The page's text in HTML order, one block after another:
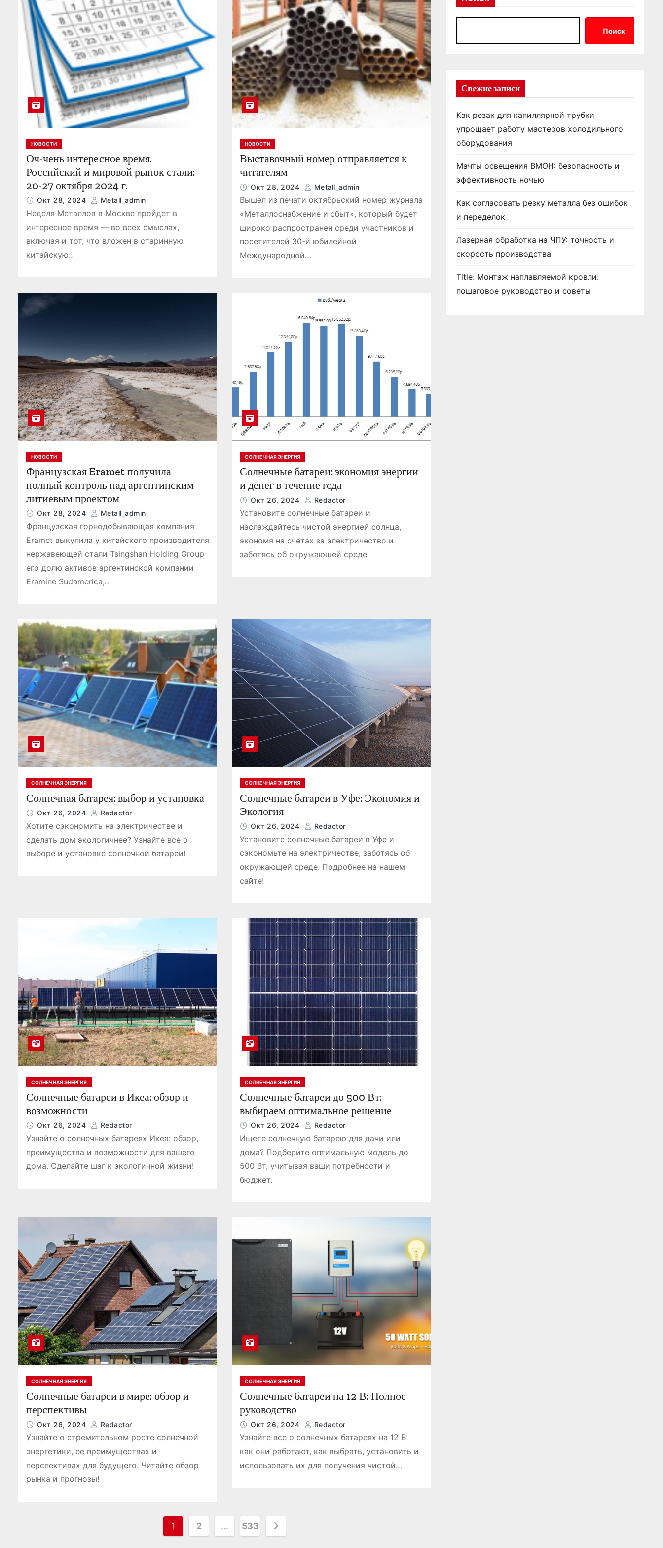
НОВОСТИ
Оч-чень интересное время.
Российский и мировой рынок стали:
20-27 октября 2024 г.
Окт 28, 2024 Metall_admin
Неделя Металлов в Москве пройдет в
интересное время — во всех смыслах,
включая и тот, что вложен в старинную
китайскую…
НОВОСТИ
Выставочный номер отправляется к
читателям
Окт 28, 2024 Metall_admin
Вышел из печати октябрьский номер журнала
«Металлоснабжение и сбыт», который будет
широко распространен среди участников и
посетителей 30-й юбилейной
Международной…
НОВОСТИ
Французская Eramet получила
полный контроль над аргентинским
литиевым проектом
Окт 28, 2024 Metall_admin
Французская горнодобывающая компания
Eramet выкупила у китайского производителя
нержавеющей стали Tsingshan Holding Group
его долю активов аргентинской компании
Eramine Sudamerica,…
СОЛНЕЧНАЯ ЭНЕРГИЯ
Солнечные батареи: экономия энергии
и денег в течение года
Окт 26, 2024 Redactor
Установите солнечные батареи и
наслаждайтесь чистой энергией солнца,
экономя на счетах за электричество и
заботясь об окружающей среде.
СОЛНЕЧНАЯ ЭНЕРГИЯ
Солнечная батарея: выбор и установка
Окт 26, 2024 Redactor
Хотите сэкономить на электричестве и
сделать дом экологичнее? Узнайте все о
выборе и установке солнечной батареи!
СОЛНЕЧНАЯ ЭНЕРГИЯ
Солнечные батареи в Уфе: Экономия и
Экология
Окт 26, 2024 Redactor
Установите солнечные батареи в Уфе и
сэкономьте на электричестве, заботясь об
окружающей среде. Подробнее на нашем
сайте!
СОЛНЕЧНАЯ ЭНЕРГИЯ
Солнечные батареи в Икеа: обзор и
возможности
Окт 26, 2024 Redactor
Узнайте о солнечных батареях Икеа: обзор,
преимущества и возможности для вашего
дома. Сделайте шаг к экологичной жизни!
СОЛНЕЧНАЯ ЭНЕРГИЯ
Солнечные батареи до 500 Вт:
выбираем оптимальное решение
Окт 26, 2024 Redactor
Ищете солнечную батарею для дачи или
дома? Подберите оптимальную модель до
500 Вт, учитывая ваши потребности и
бюджет.
СОЛНЕЧНАЯ ЭНЕРГИЯ
Солнечные батареи в мире: обзор и
перспективы
Окт 26, 2024 Redactor
Узнайте о стремительном росте солнечной
энергетики, ее преимуществах и
перспективах для будущего. Читайте обзор
рынка и прогнозы!
СОЛНЕЧНАЯ ЭНЕРГИЯ
Солнечные батареи на 12 В: Полное
руководство
Окт 26, 2024 Redactor
Узнайте все о солнечных батареях на 12 В:
как они работают, как выбрать, установить и
использовать их для получения чистой…
П1 2 … 533
Поиск
Свежие записи
Как резак для капиллярной трубки
упрощает работу мастеров холодильного
оборудования
Мачты освещения ВМОН: безопасность и
эффективность ночью
Как согласовать резку металла без ошибок
и переделок
Лазерная обработка на ЧПУ: точность и
скорость производства
Title: Монтаж наплавляемой кровли:
пошаговое руководство и советы